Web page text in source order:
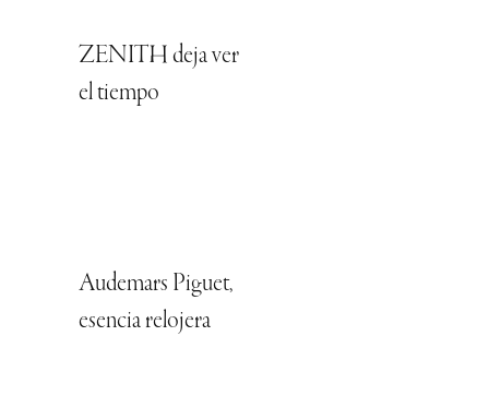
ZENITH deja ver
el tiempo
Audemars Piguet,
esencia relojera